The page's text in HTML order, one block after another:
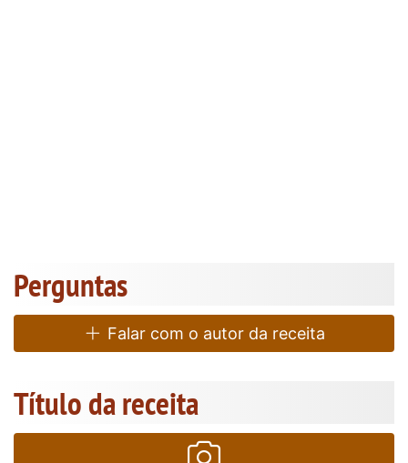
Perguntas
Falar com o autor da receita
Título da receita